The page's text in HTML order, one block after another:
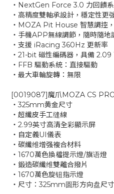
‧NextGen Force 3.0 力回饋系
‧高精度雙軸承設計，穩定性更
‧MOZA Pit House 智慧調控
‧手機APP無線調節，隨時隨地
‧支援 iRacing 360Hz 更新率
‧21-bit 磁性編碼器，具備 2.09
‧FFB 驅動系統：直接驅動
‧最大車輪旋轉：無限
[0019087]魔爪MOZA CS
‧325mm黄金尺寸
‧超纖皮手工缝線
‧2.99英寸高清全彩顯示屏
‧自定義UI儀表
‧碳纖维增强複合材料
‧1670萬色換檔提示燈/旗语燈
‧鍛造碳纖维雙離合撥片
‧1670萬色旋钮指示燈
‧尺寸：325mm圆形方向盘尺寸